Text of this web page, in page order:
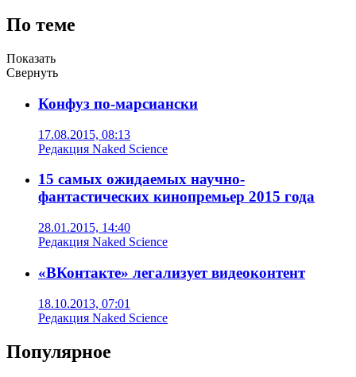
По теме
Показать
Свернуть
Конфуз по-марсиански
17.08.2015, 08:13
Редакция Naked Science
15 самых ожидаемых научно-
фантастических кинопремьер 2015 года
28.01.2015, 14:40
Редакция Naked Science
«ВКонтакте» легализует видеоконтент
18.10.2013, 07:01
Редакция Naked Science
Популярное